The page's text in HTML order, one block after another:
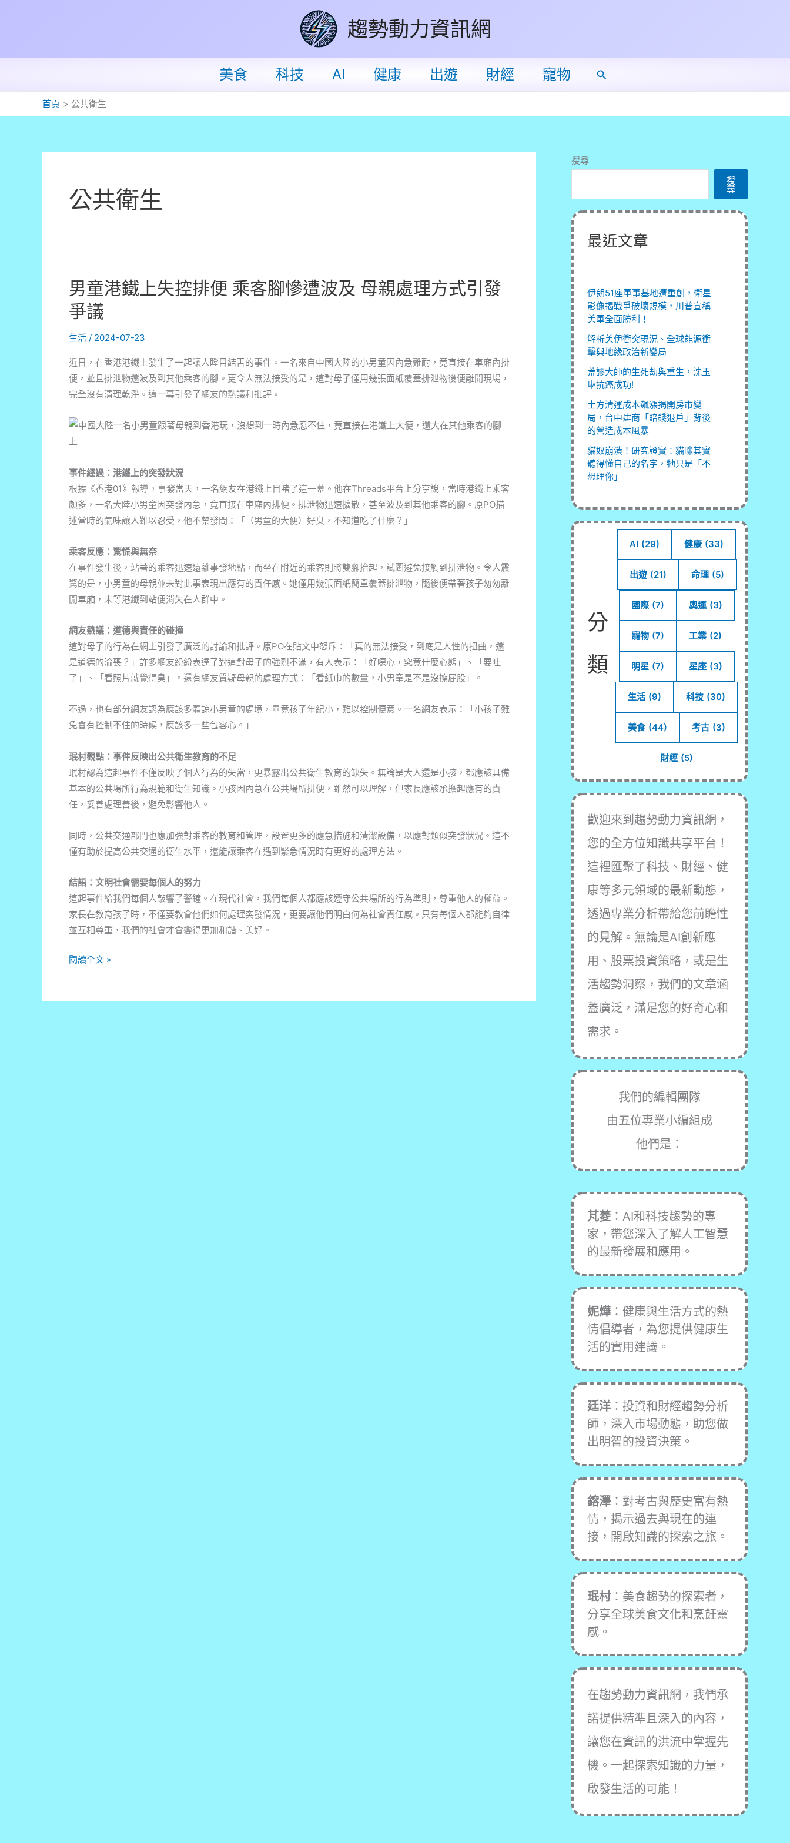
要
趨勢動力資訊網
美食 科技 AI 健康 出遊 財經 寵物
搜
首頁 公共衛生
公共衛生
男童港鐵上失控排便 乘客腳慘遭波及 母親處理方式引發
爭議
生活 / 2024-07-23
近日，在香港港鐵上發生了一起讓人瞠目結舌的事件。一名來自中國大陸的小男童因內急難耐，竟直接在車廂內排
便，並且排泄物還波及到其他乘客的腳。更令人無法接受的是，這對母子僅用幾張面紙覆蓋排泄物後便離開現場，
完全沒有清理乾淨。這一幕引發了網友的熱議和批評。
事件經過：港鐵上的突發狀況
根據《香港01》報導，事發當天，一名網友在港鐵上目睹了這一幕。他在Threads平台上分享說，當時港鐵上乘客
頗多，一名大陸小男童因突發內急，竟直接在車廂內排便。排泄物迅速擴散，甚至波及到其他乘客的腳。原PO描
述當時的氣味讓人難以忍受，他不禁發問：「（男童的大便）好臭，不知道吃了什麼？」
乘客反應：驚慌與無奈
在事件發生後，站著的乘客迅速遠離事發地點，而坐在附近的乘客則將雙腳抬起，試圖避免接觸到排泄物。令人震
驚的是，小男童的母親並未對此事表現出應有的責任感。她僅用幾張面紙簡單覆蓋排泄物，隨後便帶著孩子匆匆離
開車廂，未等港鐵到站便消失在人群中。
網友熱議：道德與責任的碰撞
這對母子的行為在網上引發了廣泛的討論和批評。原PO在貼文中怒斥：「真的無法接受，到底是人性的扭曲，還
是道德的淪喪？」許多網友紛紛表達了對這對母子的強烈不滿，有人表示：「好噁心，究竟什麼心態」、「要吐
了」、「看照片就覺得臭」。還有網友質疑母親的處理方式：「看紙巾的數量，小男童是不是沒擦屁股」。
不過，也有部分網友認為應該多體諒小男童的處境，畢竟孩子年紀小，難以控制便意。一名網友表示：「小孩子難
免會有控制不住的時候，應該多一些包容心。」
珉村觀點：事件反映出公共衛生教育的不足
珉村認為這起事件不僅反映了個人行為的失當，更暴露出公共衛生教育的缺失。無論是大人還是小孩，都應該具備
基本的公共場所行為規範和衛生知識。小孩因內急在公共場所排便，雖然可以理解，但家長應該承擔起應有的責
任，妥善處理善後，避免影響他人。
同時，公共交通部門也應加強對乘客的教育和管理，設置更多的應急措施和清潔設備，以應對類似突發狀況。這不
僅有助於提高公共交通的衛生水平，還能讓乘客在遇到緊急情況時有更好的處理方法。
結語：文明社會需要每個人的努力
這起事件給我們每個人敲響了警鐘。在現代社會，我們每個人都應該遵守公共場所的行為準則，尊重他人的權益。
家長在教育孩子時，不僅要教會他們如何處理突發情況，更要讓他們明白何為社會責任感。只有每個人都能夠自律
並互相尊重，我們的社會才會變得更加和諧、美好。
男
閱讀全文 »
搜尋
搜
尋
最近文章
伊朗51座軍事基地遭重創，衛星
影像揭戰爭破壞規模，川普宣稱
美軍全面勝利！
解析美伊衝突現況、全球能源衝
擊與地緣政治新變局
荒謬大師的生死劫與重生，沈玉
琳抗癌成功!
土方清運成本飆漲揭開房市變
局，台中建商「賠錢退戶」背後
的營造成本風暴
貓奴崩潰！研究證實：貓咪其實
聽得懂自己的名字，牠只是「不
想理你」
分
類
AI (29) 健康 (33)
出遊 (21) 命理 (5)
國際 (7) 奧運 (3)
寵物 (7) 工業 (2)
明星 (7) 星座 (3)
生活 (9) 科技 (30)
美食 (44) 考古 (3)
財經 (5)
歡迎來到趨勢動力資訊網，
您的全方位知識共享平台！
這裡匯聚了科技、財經、健
康等多元領域的最新動態，
透過專業分析帶給您前瞻性
的見解。無論是AI創新應
用、股票投資策略，或是生
活趨勢洞察，我們的文章涵
蓋廣泛，滿足您的好奇心和
需求。
我們的編輯團隊
由五位專業小編組成
他們是：
芃菱：AI和科技趨勢的專
家，帶您深入了解人工智慧
的最新發展和應用。
妮燁：健康與生活方式的熱
情倡導者，為您提供健康生
活的實用建議。
廷洋：投資和財經趨勢分析
師，深入市場動態，助您做
出明智的投資決策。
鎔澤：對考古與歷史富有熱
情，揭示過去與現在的連
接，開啟知識的探索之旅。
珉村：美食趨勢的探索者，
分享全球美食文化和烹飪靈
感。
在趨勢動力資訊網，我們承
諾提供精準且深入的內容，
讓您在資訊的洪流中掌握先
機。一起探索知識的力量，
啟發生活的可能！